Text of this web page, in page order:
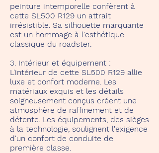
peinture intemporelle confèrent à
cette SL500 R129 un attrait
irrésistible. Sa silhouette marquante
est un hommage à l'esthétique
classique du roadster.
3. Intérieur et équipement :
L'intérieur de cette SL500 R129 allie
luxe et confort moderne. Les
matériaux exquis et les détails
soigneusement conçus créent une
atmosphère de raffinement et de
détente. Les équipements, des sièges
à la technologie, soulignent l'exigence
d'un confort de conduite de
première classe.